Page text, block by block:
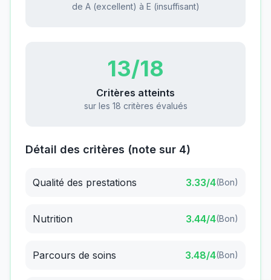
de A (excellent) à E (insuffisant)
13/18
Critères atteints
sur les 18 critères évalués
Détail des critères (note sur 4)
Qualité des prestations 3.33/4(Bon)
Nutrition 3.44/4(Bon)
Parcours de soins 3.48/4(Bon)